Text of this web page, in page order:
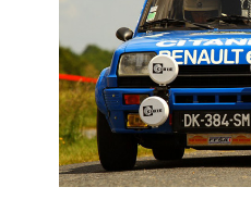
MONTAGNE
EVÈNEMENTS
CALENDRIER
FOCUS